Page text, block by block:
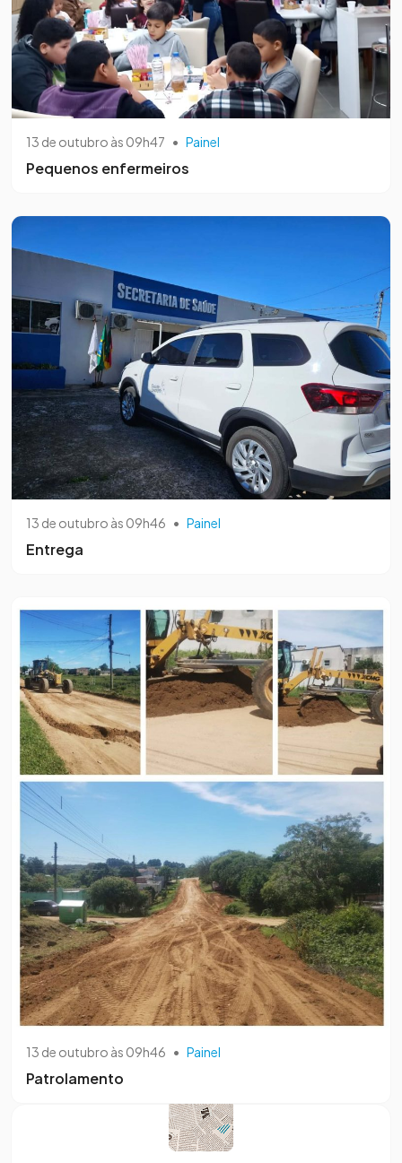
13 de outubro às 09h47 • Painel
Pequenos enfermeiros
13 de outubro às 09h46 • Painel
Entrega
13 de outubro às 09h46 • Painel
Patrolamento